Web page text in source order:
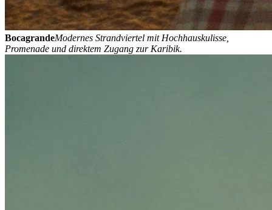
BocagrandeModernes Strandviertel mit Hochhauskulisse,
Promenade und direktem Zugang zur Karibik.